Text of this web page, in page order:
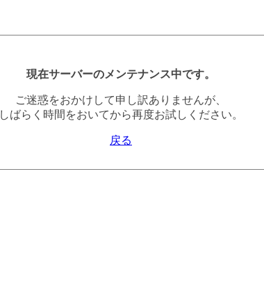
現在サーバーのメンテナンス中です。
ご迷惑をおかけして申し訳ありませんが、
しばらく時間をおいてから再度お試しください。
戻る